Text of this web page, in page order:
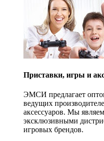
Приставки, игры и
ЭМСИ предлагает
ведущих
аксессуаров. Мы
эксклюзивными
игровых брендов.